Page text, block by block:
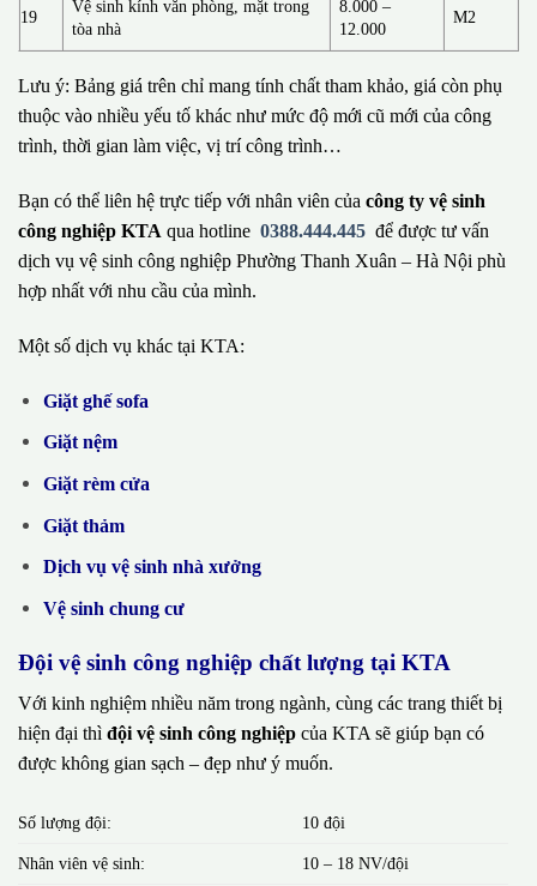
19
Vệ sinh kính văn phòng, mặt trong
tòa nhà
8.000 –
12.000
M2
Lưu ý: Bảng giá trên chỉ mang tính chất tham khảo, giá còn phụ
thuộc vào nhiều yếu tố khác như mức độ mới cũ mới của công
trình, thời gian làm việc, vị trí công trình…
Bạn có thể liên hệ trực tiếp với nhân viên của công ty vệ sinh
công nghiệp KTA qua hotline 0388.444.445 để được tư vấn
dịch vụ vệ sinh công nghiệp Phường Thanh Xuân – Hà Nội phù
hợp nhất với nhu cầu của mình.
Một số dịch vụ khác tại KTA:
Giặt ghế sofa
Giặt nệm
Giặt rèm cửa
Giặt thảm
Dịch vụ vệ sinh nhà xưởng
Vệ sinh chung cư
Đội vệ sinh công nghiệp chất lượng tại KTA
Với kinh nghiệm nhiều năm trong ngành, cùng các trang thiết bị
hiện đại thì đội vệ sinh công nghiệp của KTA sẽ giúp bạn có
được không gian sạch – đẹp như ý muốn.
Số lượng đội: 10 đội
Nhân viên vệ sinh: 10 – 18 NV/đội